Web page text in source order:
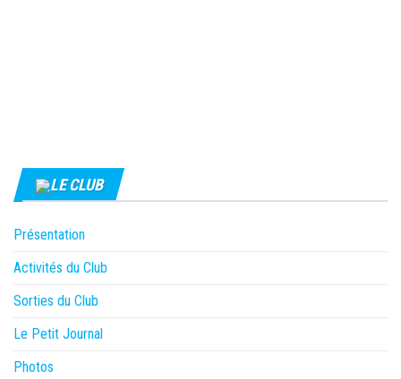
LE CLUB
Présentation
Activités du Club
Sorties du Club
Le Petit Journal
Photos